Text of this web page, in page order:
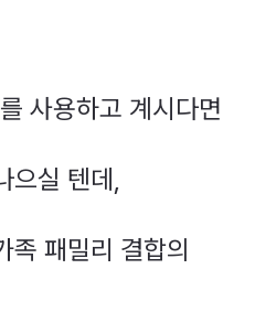
사용하고 계시다면
으실 텐데,
족 패밀리 결합의